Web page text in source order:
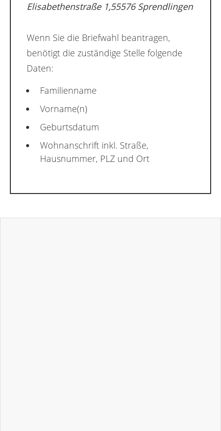
Elisabethenstraße 1,55576 Sprendlingen
Wenn Sie die Briefwahl beantragen,
benötigt die zuständige Stelle folgende
Daten:
Familienname
Vorname(n)
Geburtsdatum
Wohnanschrift inkl. Straße,
Hausnummer, PLZ und Ort